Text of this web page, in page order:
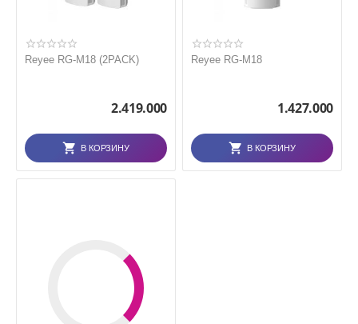
Reyee RG-M18 (2PACK)
2.419.000
В КОРЗИНУ
Reyee RG-M18
1.427.000
В КОРЗИНУ